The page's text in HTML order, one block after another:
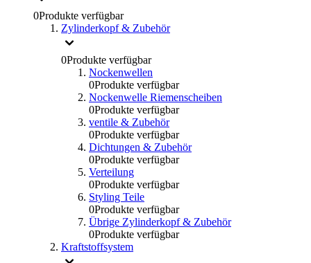
0Produkte verfügbar
Zylinderkopf & Zubehör
0Produkte verfügbar
Nockenwellen
0Produkte verfügbar
Nockenwelle Riemenscheiben
0Produkte verfügbar
ventile & Zubehör
0Produkte verfügbar
Dichtungen & Zubehör
0Produkte verfügbar
Verteilung
0Produkte verfügbar
Styling Teile
0Produkte verfügbar
Übrige Zylinderkopf & Zubehör
0Produkte verfügbar
Kraftstoffsystem